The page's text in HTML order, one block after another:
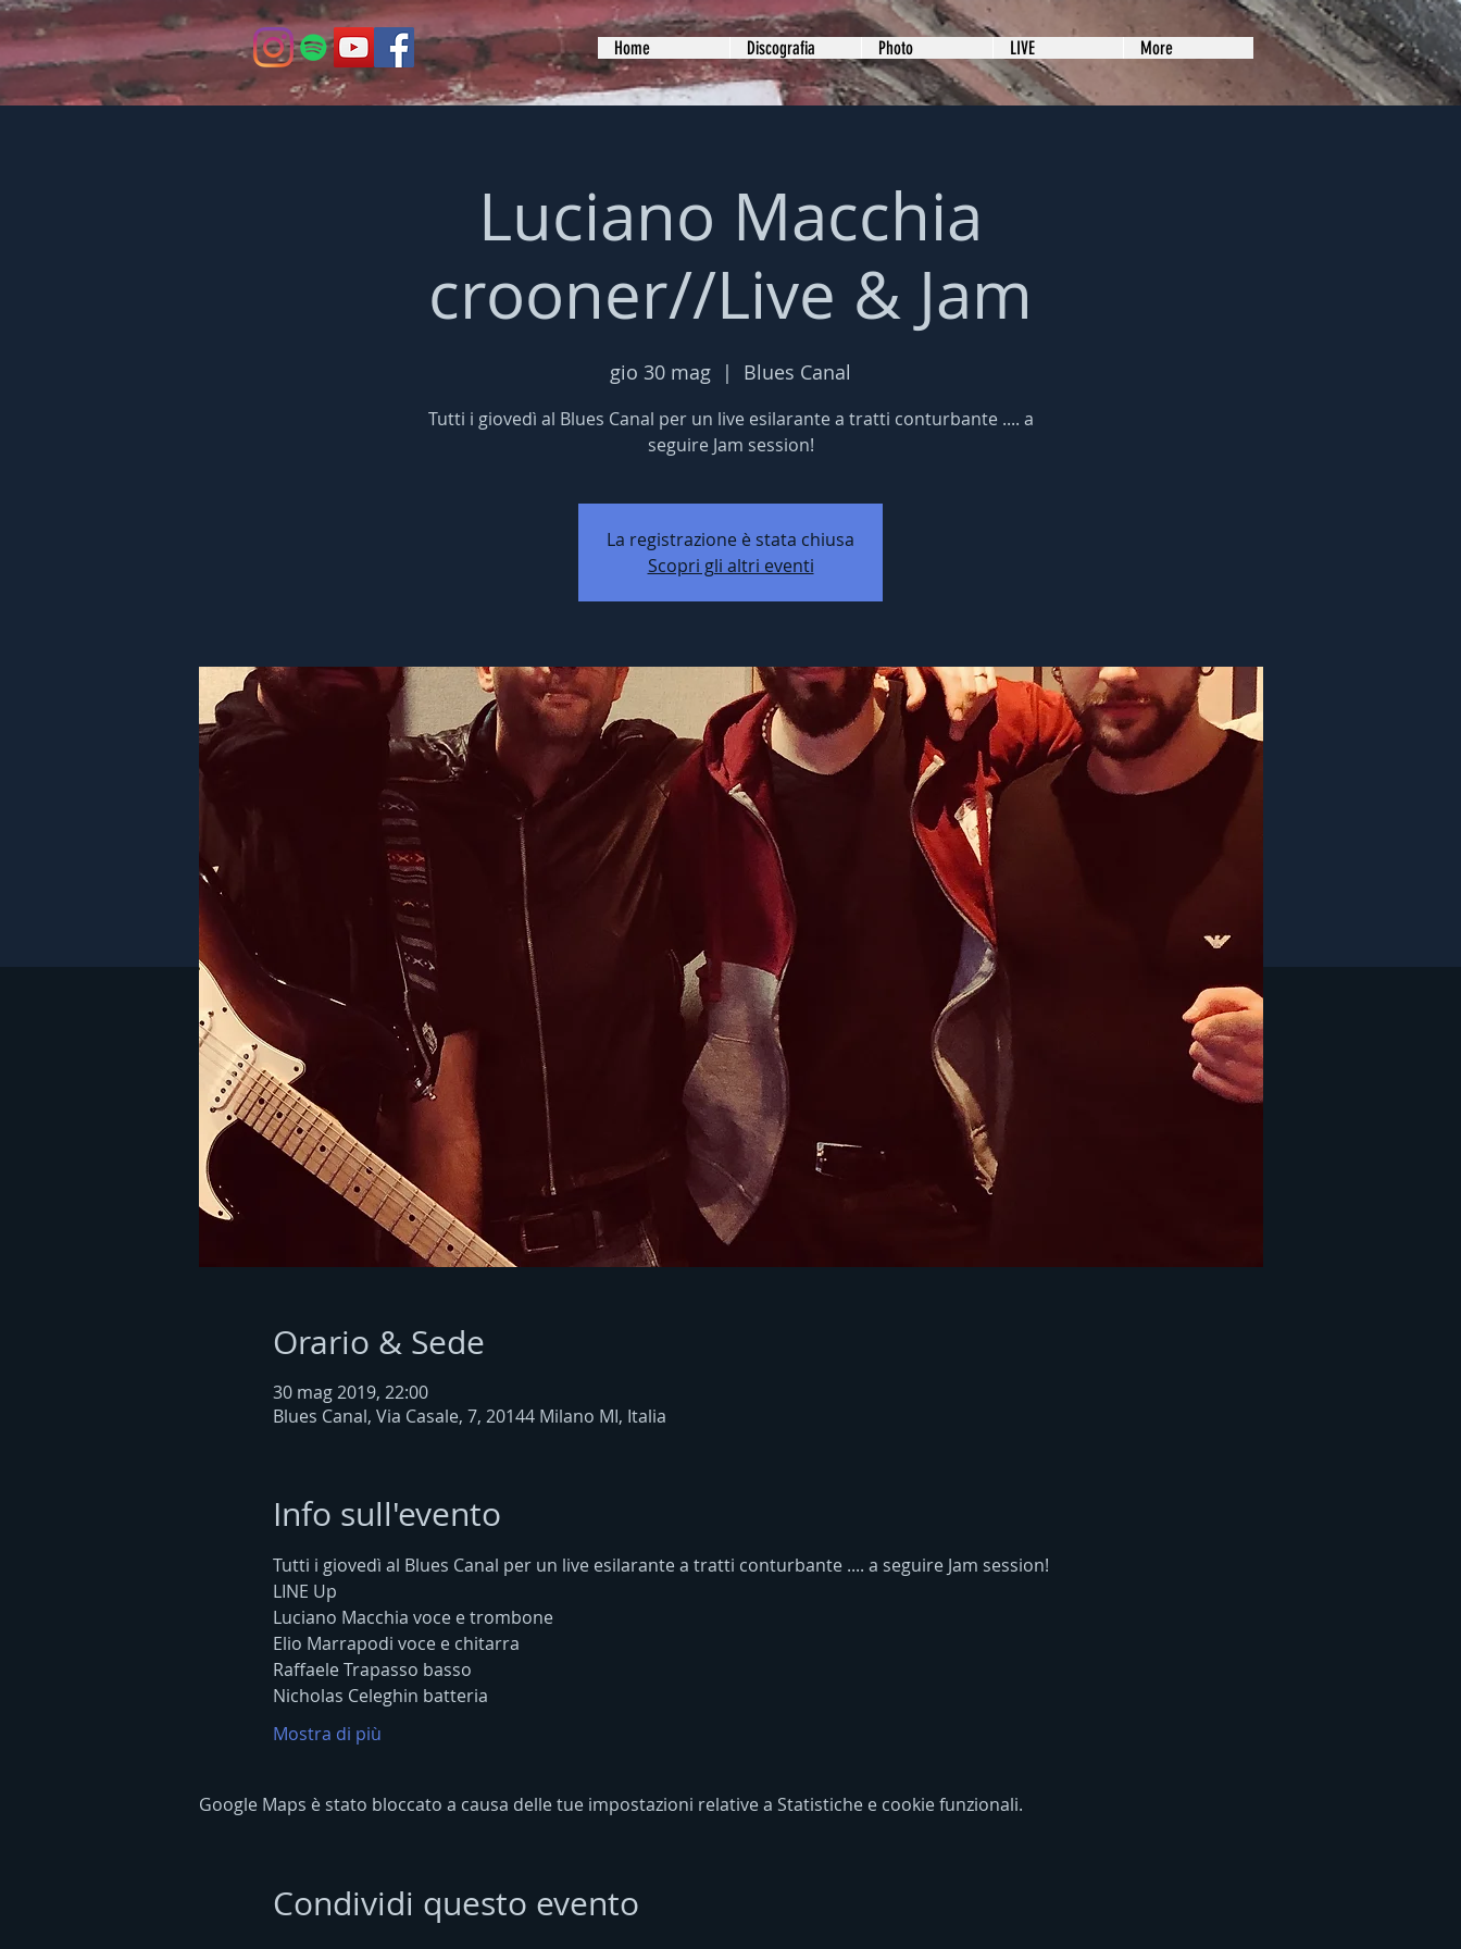
Home Discografia Photo LIVE More
Luciano Macchia
crooner//Live & Jam
gio 30 mag
  |
Blues Canal
Tutti i giovedì al Blues Canal per un live esilarante a tratti conturbante .... a
seguire Jam session!
La registrazione è stata chiusa
Scopri gli altri eventi
Orario & Sede
30 mag 2019, 22:00
Blues Canal, Via Casale, 7, 20144 Milano MI, Italia
Info sull'evento
Tutti i giovedì al Blues Canal per un live esilarante a tratti conturbante .... a seguire Jam session!
LINE Up
Luciano Macchia voce e trombone
Elio Marrapodi voce e chitarra
Raffaele Trapasso basso
Nicholas Celeghin batteria
Mostra di più
Google Maps è stato bloccato a causa delle tue impostazioni relative a Statistiche e cookie funzionali.
Condividi questo evento